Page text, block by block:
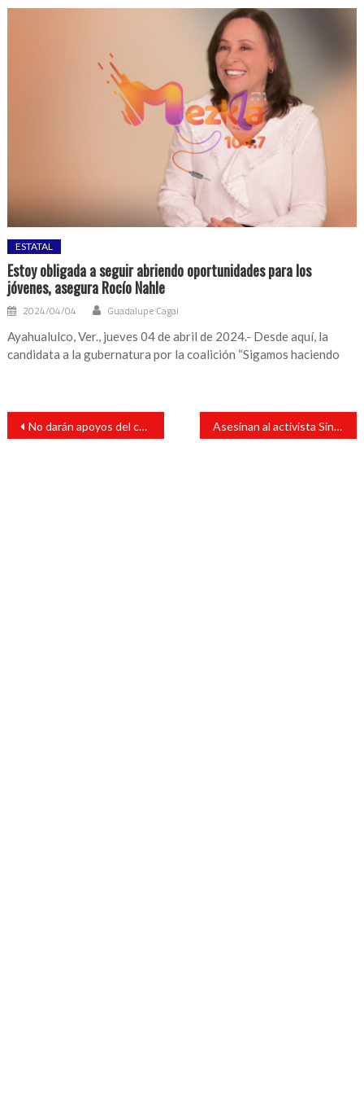
ESTATAL
Estoy obligada a seguir abriendo oportunidades para los
jóvenes, asegura Rocío Nahle
2024/04/04 Guadalupe Cagal
Ayahualulco, Ver., jueves 04 de abril de 2024.- Desde aquí, la
candidata a la gubernatura por la coalición “Sigamos haciendo
Navegación
entradas
No darán apoyos del campo a intermediarios: Carlos Rivero Asesinan al activista Sinar Corzo Esquinca en Chiapas